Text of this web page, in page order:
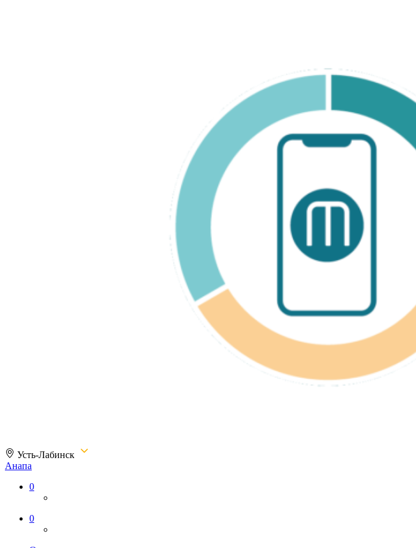
Усть-Лабинск
Анапа
Магазин «МОРЕФОН.РФ»
0
0